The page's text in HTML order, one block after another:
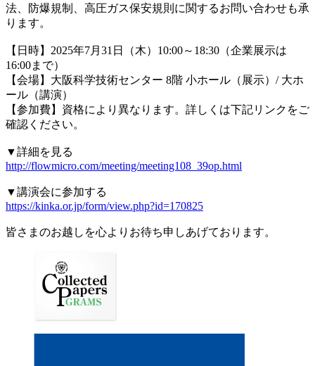
法、防爆規制、高圧ガス保安規則に関するお問い合わせも承
ります。
【日時】2025年7月31日（木）10:00～18:30（企業展示は
16:00まで）
【会場】大阪科学技術センター 8階 小ホール（展示）/ 大ホ
ール（講演）
【参加費】資格により異なります。詳しくは下記リンクをご
確認ください。
▼詳細を見る
http://flowmicro.com/meeting/meeting108_39op.html
▼講演会に参加する
https://kinka.or.jp/form/view.php?id=170825
皆さまのお越しを心よりお待ち申しあげております。